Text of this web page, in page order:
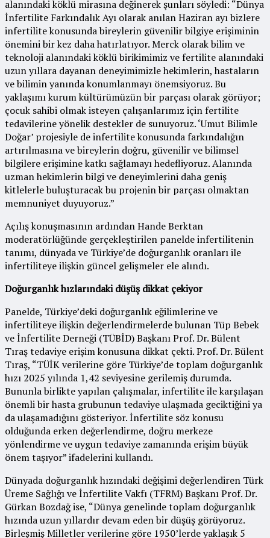
alanındaki köklü mirasına değinerek şunları söyledi: “Dünya
İnfertilite Farkındalık Ayı olarak anılan Haziran ayı bizlere
infertilite konusunda bireylerin güvenilir bilgiye erişiminin
önemini bir kez daha hatırlatıyor. Merck olarak bilim ve
teknoloji alanındaki köklü birikimimiz ve fertilite alanındaki
uzun yıllara dayanan deneyimimizle hekimlerin, hastaların
ve bilimin yanında konumlanmayı önemsiyoruz. Bu
yaklaşımı kurum kültürümüzün bir parçası olarak görüyor;
çocuk sahibi olmak isteyen çalışanlarımız için fertilite
tedavilerine yönelik destekler de sunuyoruz. ‘Umut Bilimle
Doğar’ projesiyle de infertilite konusunda farkındalığın
artırılmasına ve bireylerin doğru, güvenilir ve bilimsel
bilgilere erişimine katkı sağlamayı hedefliyoruz. Alanında
uzman hekimlerin bilgi ve deneyimlerini daha geniş
kitlelerle buluşturacak bu projenin bir parçası olmaktan
memnuniyet duyuyoruz.”
Açılış konuşmasının ardından Hande Berktan
moderatörlüğünde gerçekleştirilen panelde infertilitenin
tanımı, dünyada ve Türkiye’de doğurganlık oranları ile
infertiliteye ilişkin güncel gelişmeler ele alındı.
Doğurganlık hızlarındaki düşüş dikkat çekiyor
Panelde, Türkiye’deki doğurganlık eğilimlerine ve
infertiliteye ilişkin değerlendirmelerde bulunan Tüp Bebek
ve İnfertilite Derneği (TÜBİD) Başkanı Prof. Dr. Bülent
Tıraş tedaviye erişim konusuna dikkat çekti. Prof. Dr. Bülent
Tıraş, “TÜİK verilerine göre Türkiye’de toplam doğurganlık
hızı 2025 yılında 1,42 seviyesine gerilemiş durumda.
Bununla birlikte yapılan çalışmalar, infertilite ile karşılaşan
önemli bir hasta grubunun tedaviye ulaşmada geciktiğini ya
da ulaşamadığını gösteriyor. İnfertilite söz konusu
olduğunda erken değerlendirme, doğru merkeze
yönlendirme ve uygun tedaviye zamanında erişim büyük
önem taşıyor” ifadelerini kullandı.
Dünyada doğurganlık hızındaki değişimi değerlendiren Türk
Üreme Sağlığı ve İnfertilite Vakfı (TFRM) Başkanı Prof. Dr.
Gürkan Bozdağ ise, “Dünya genelinde toplam doğurganlık
hızında uzun yıllardır devam eden bir düşüş görüyoruz.
Birleşmiş Milletler verilerine göre 1950’lerde yaklaşık 5